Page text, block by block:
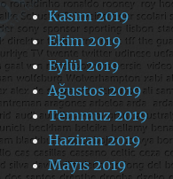
Kasım 2019
Ekim 2019
Eylül 2019
Ağustos 2019
Temmuz 2019
Haziran 2019
Mayıs 2019